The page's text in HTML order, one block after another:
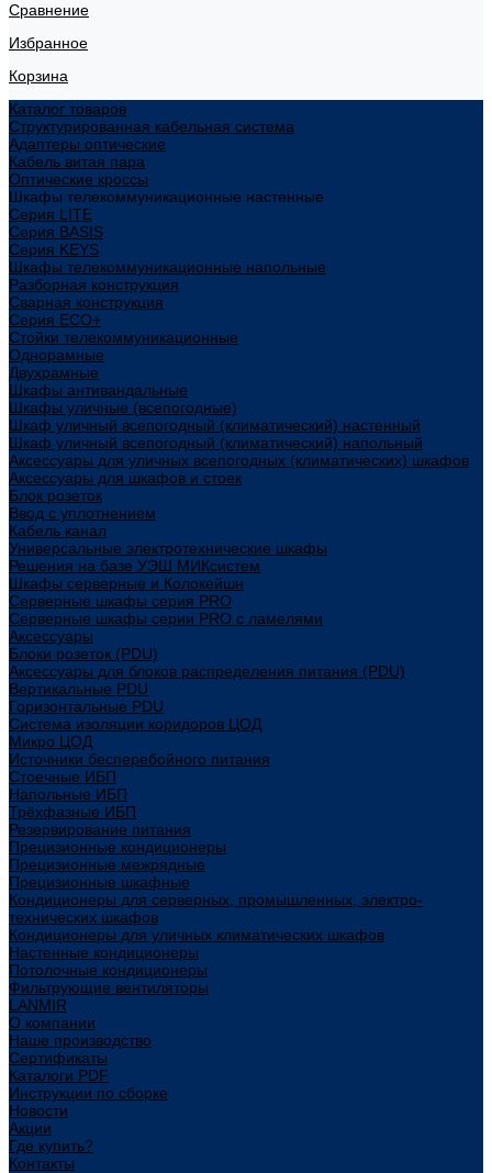
Сравнение
Избранное
Корзина
Каталог товаров
Структурированная кабельная система
Адаптеры оптические
Кабель витая пара
Оптические кроссы
Шкафы телекоммуникационные настенные
Cерия LITE
Cерия BASIS
Cерия KEYS
Шкафы телекоммуникационные напольные
Разборная конструкция
Сварная конструкция
Серия ECO+
Стойки телекоммуникационные
Однорамные
Двухрамные
Шкафы антивандальные
Шкафы уличные (всепогодные)
Шкаф уличный всепогодный (климатический) настенный
Шкаф уличный всепогодный (климатический) напольный
Аксессуары для уличных всепогодных (климатических) шкафов
Аксессуары для шкафов и стоек
Блок розеток
Ввод с уплотнением
Кабель канал
Универсальные электротехнические шкафы
Решения на базе УЭШ МИКсистем
Шкафы серверные и Колокейшн
Серверные шкафы серия PRO
Серверные шкафы серии PRO с ламелями
Аксессуары
Блоки розеток (PDU)
Аксессуары для блоков распределения питания (PDU)
Вертикальные PDU
Горизонтальные PDU
Система изоляции коридоров ЦОД
Микро ЦОД
Источники бесперебойного питания
Стоечные ИБП
Напольные ИБП
Трёхфазные ИБП
Резервирование питания
Прецизионные кондиционеры
Прецизионные межрядные
Прецизионные шкафные
Кондиционеры для серверных, промышленных, электро-
технических шкафов
Кондиционеры для уличных климатических шкафов
Настенные кондиционеры
Потолочные кондиционеры
Фильтрующие вентиляторы
LANMIR
О компании
Наше производство
Сертификаты
Каталоги PDF
Инструкции по сборке
Новости
Акции
Где купить?
Контакты